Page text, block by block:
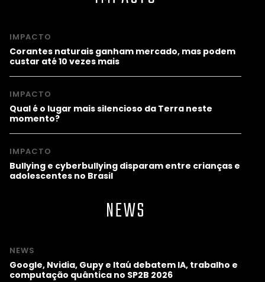
IMPACTO
Corantes naturais ganham mercado, mas podem
custar até 10 vezes mais
IMPACTO
Qual é o lugar mais silencioso da Terra neste
momento?
IMPACTO
Bullying e cyberbullying disparam entre crianças e
adolescentes no Brasil
NEWS
NEWS
Google, Nvidia, Gupy e Itaú debatem IA, trabalho e
computação quântica no SP2B 2026